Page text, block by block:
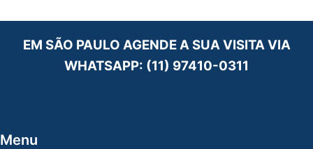
EM SÃO PAULO AGENDE A SUA VISITA VIA
WHATSAPP: (11) 97410-0311
Menu